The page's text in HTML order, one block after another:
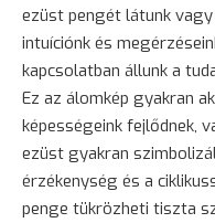
ezüst pengét látunk
intuíciónk és
kapcsolatban állunk a
Ez az álomkép gyakran
képességeink fejlődnek,
ezüst gyakran
érzékenység és a
penge tükrözheti tiszta